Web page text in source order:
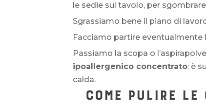
le sedie sul tavolo, per
Sgrassiamo bene il piano di
Facciamo partire eventualmente
Passiamo la scopa o
ipoallergenico concentrato: è
calda.
COME PULIRE LE